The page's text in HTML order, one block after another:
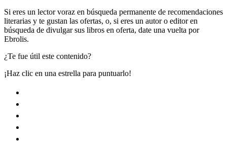
Si eres un lector voraz en búsqueda permanente de recomendaciones
literarias y te gustan las ofertas, o, si eres un autor o editor en
búsqueda de divulgar sus libros en oferta, date una vuelta por
Ebrolis.
¿Te fue útil este contenido?
¡Haz clic en una estrella para puntuarlo!